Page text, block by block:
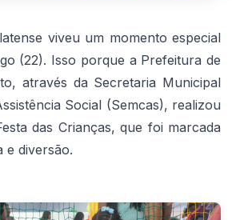
viveu um momento especial
(22). Isso porque a Prefeitura de
através da Secretaria Municipal
Social (Semcas), realizou
das Crianças, que foi marcada
e diversão.